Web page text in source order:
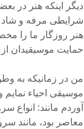
دیگر اینکه هنر در
شرایطی مرفه و شاد
هنر روزگار ما را
حمایت موسیقیدان
من در زمانیکه به
آوردم مانند: انواع
معاصر بود، مانند